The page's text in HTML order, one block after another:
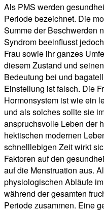
Als PMS werden
Periode bezeichnet. Die
Summe der Beschwerden
Syndrom beeinflusst
Frau sowie ihr ganzes
diesem Zustand und
Bedeutung bei und
Einstellung ist falsch. Die
Hormonsystem ist wie ein
und als solches sollte sie
anspruchsvolle Leben der
hektischen modernen
schnelllebigen Zeit wirkt
Faktoren auf den
auf die Menstruation aus.
physiologischen Abläufe
während der gesamten
Periode zusammen. Eine